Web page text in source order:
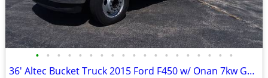
• • • • • • • • • • • • • • • • • • •
36' Altec Bucket Truck 2015 Ford F450 w/ Onan 7kw Generator